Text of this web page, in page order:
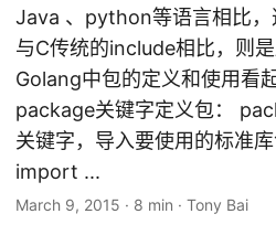
Java 、python等语言相比，
与C传统的include相比，则是
Golang中包的定义和使用看
package关键字定义包：
关键字，导入要使用的标准库
import ...
March 9, 2015 · 8 min · Tony Bai